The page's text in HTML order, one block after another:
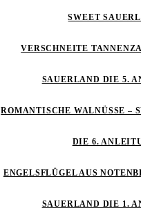
SWEET
VERSCHNEITE
SAUERLAND DIE 5.
ROMANTISCHE WALNÜSSE –
DIE 6.
ENGELSFLÜGEL AUS
SAUERLAND DIE 1.